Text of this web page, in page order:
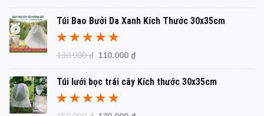
sao
gốc
là:
120.000 ₫.
hiện
tại
100.000 ₫.
Túi Bao Bưởi Da Xanh Kích Thước 30x35cm
Được xếp
sao
130.000₫ Giá
gốc
là:
130.000 ₫.
110.000₫Giá
hiện
tại
110.000 ₫.
Túi lưới bọc trái cây Kích thước 30x35cm
Được xếp